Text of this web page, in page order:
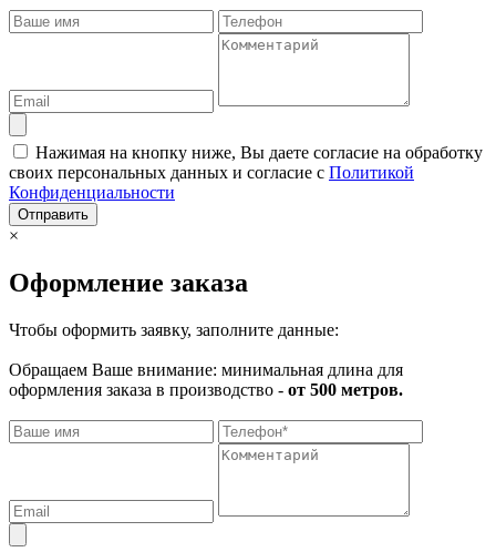
Нажимая на кнопку ниже, Вы даете согласие на обработку
своих персональных данных и согласие с Политикой
Конфиденциальности
Отправить
×
Оформление заказа
Чтобы оформить заявку, заполните данные:
Обращаем Ваше внимание: минимальная длина для
оформления заказа в производство - от 500 метров.